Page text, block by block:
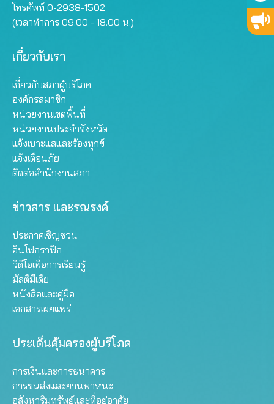
โทรศัพท์ 0-2938-1502
(เวลาทำการ 09.00 - 18.00 น.)
เกี่ยวกับเรา
เกี่ยวกับสภาผู้บริโภค
องค์กรสมาชิก
หน่วยงานเขตพื้นที่
หน่วยงานประจำจังหวัด
แจ้งเบาะแสและร้องทุกข์
แจ้งเตือนภัย
ติดต่อสำนักงานสภา
ข่าวสาร และรณรงค์
ประกาศเชิญชวน
อินโฟกราฟิก
วิดีโอเพื่อการเรียนรู้
มัลติมีเดีย
หนังสือและคู่มือ
เอกสารเผยแพร่
ประเด็นคุ้มครองผู้บริโภค
การเงินและการธนาคาร
การขนส่งและยานพาหนะ
อสังหาริมทรัพย์และที่อยู่อาศัย